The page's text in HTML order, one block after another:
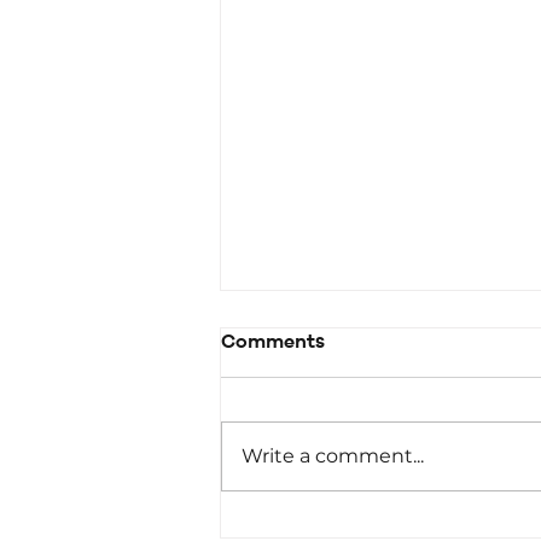
Comments
Write a comment...